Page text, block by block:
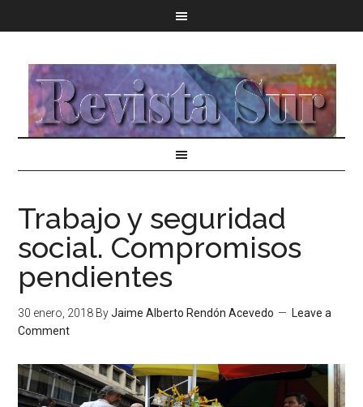
Trabajo y seguridad
social. Compromisos
pendientes
30 enero, 2018 ByJaime Alberto Rendón Acevedo
Leave a
Comment